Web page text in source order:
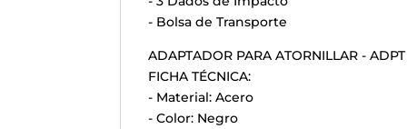
- Bolsa de Transporte
ADAPTADOR PARA ATORNILLAR - ADPT
FICHA TÉCNICA:
- Material: Acero
- Color: Negro